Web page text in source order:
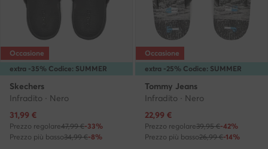
extra -35% Codice: SUMMER
Occasione
Skechers
Infradito · Nero
Prezzo attuale
31,99 €
Prezzo regolare47,99 €-33%
Prezzo più basso34,99 €-8%
extra -25% Codice: SUMMER
Occasione
Tommy Jeans
Infradito · Nero
Prezzo attuale
22,99 €
Prezzo regolare39,95 €-42%
Prezzo più basso26,99 €-14%